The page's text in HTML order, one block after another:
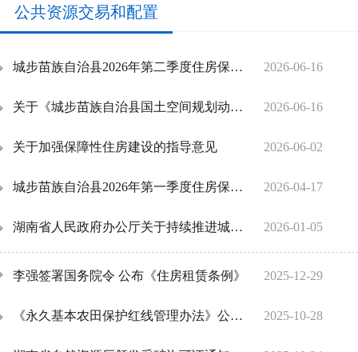
公共资源交易和配置
2026-06-16
城步苗族自治县2026年第二季度住房保障家庭租赁补贴发放情况公示
2026-06-16
关于《城步苗族自治县国土空间规划动态维护调整完善（2026）》的公示
2026-06-02
关于加强保障性住房建设的指导意见
2026-04-17
城步苗族自治县2026年第一季度住房保障家庭租赁补贴发放情况公示
2026-01-05
湖南省人民政府办公厅关于持续推进城市更新行动的实施意见
2025-12-29
李强签署国务院令 公布《住房租赁条例》
2025-10-28
《永久基本农田保护红线管理办法》公布！自2025年10月1日起施行